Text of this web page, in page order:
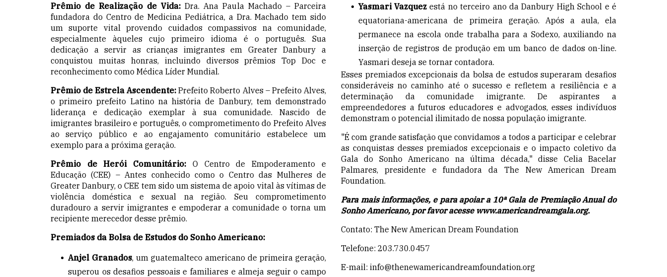
Prêmio de Realização de Vida: Dra. Ana Paula Machado – Parceira
fundadora do Centro de Medicina Pediátrica, a Dra. Machado tem sido
um suporte vital provendo cuidados compassivos na comunidade,
especialmente àqueles cujo primeiro idioma é o português. Sua
dedicação a servir as crianças imigrantes em Greater Danbury a
conquistou muitas honras, incluindo diversos prêmios Top Doc e
reconhecimento como Médica Líder Mundial.
Prêmio de Estrela Ascendente: Prefeito Roberto Alves – Prefeito Alves,
o primeiro prefeito Latino na história de Danbury, tem demonstrado
liderança e dedicação exemplar à sua comunidade. Nascido de
imigrantes brasileiro e português, o comprometimento do Prefeito Alves
ao serviço público e ao engajamento comunitário estabelece um
exemplo para a próxima geração.
Prêmio de Herói Comunitário: O Centro de Empoderamento e
Educação (CEE) – Antes conhecido como o Centro das Mulheres de
Greater Danbury, o CEE tem sido um sistema de apoio vital às vítimas de
violência doméstica e sexual na região. Seu comprometimento
duradouro a servir imigrantes e empoderar a comunidade o torna um
recipiente merecedor desse prêmio.
Premiados da Bolsa de Estudos do Sonho Americano:
Anjel Granados, um guatemalteco americano de primeira geração,
superou os desafios pessoais e familiares e almeja seguir o campo
Yasmari Vazquez está no terceiro ano da Danbury High School e é
equatoriana-americana de primeira geração. Após a aula, ela
permanece na escola onde trabalha para a Sodexo, auxiliando na
inserção de registros de produção em um banco de dados on-line.
Yasmari deseja se tornar contadora.
Esses premiados excepcionais da bolsa de estudos superaram desafios
consideráveis no caminho até o sucesso e refletem a resiliência e a
determinação da comunidade imigrante. De aspirantes a
empreendedores a futuros educadores e advogados, esses indivíduos
demonstram o potencial ilimitado de nossa população imigrante.
"É com grande satisfação que convidamos a todos a participar e celebrar
as conquistas desses premiados excepcionais e o impacto coletivo da
Gala do Sonho Americano na última década," disse Celia Bacelar
Palmares, presidente e fundadora da The New American Dream
Foundation.
Para mais informações, e para apoiar a 10ª Gala de Premiação Anual do
Sonho Americano, por favor acesse www.americandreamgala.org.
Contato: The New American Dream Foundation
Telefone: 203.730.0457
E-mail: info@thenewamericandreamfoundation.org